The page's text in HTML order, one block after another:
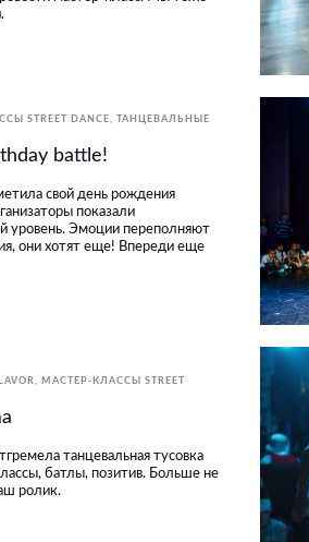
STREET DANCE
ТАНЦЕВАЛЬНЫЕ
battle!
свой день рождения
показали
уровень. Эмоции переполняют
они хотят еще! Впереди еще
МАСТЕР-КЛАССЫ STREET
танцевальная тусовка
батлы, позитив. Больше не
ролик.